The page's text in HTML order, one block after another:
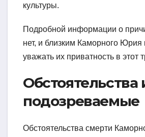
культуры.
Подробной информации о
нет, и близким Каморного Юрия
уважать их приватность в этот
Обстоятельства
подозреваемые
Обстоятельства смерти